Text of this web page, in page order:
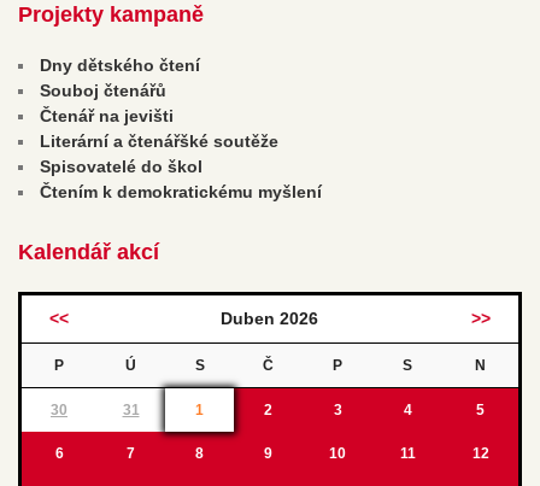
Projekty kampaně
Dny dětského čtení
Souboj čtenářů
Čtenář na jevišti
Literární a čtenářšké soutěže
Spisovatelé do škol
Čtením k demokratickému myšlení
Kalendář akcí
<< Duben 2026 >>
P Ú S Č P S N
30 31 1 2 3 4 5
6 7 8 9 10 11 12